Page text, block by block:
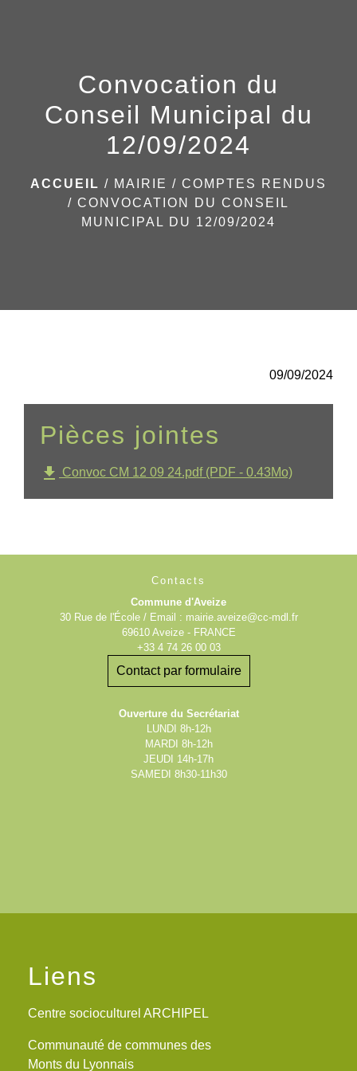
Convocation du
Conseil Municipal du
12/09/2024
ACCUEIL / MAIRIE / COMPTES RENDUS
/ CONVOCATION DU CONSEIL
MUNICIPAL DU 12/09/2024
09/09/2024
Pièces jointes
file_download Convoc CM 12 09 24.pdf (PDF - 0.43Mo)
Contacts
Commune d'Aveize
30 Rue de l'École / Email : mairie.aveize@cc-mdl.fr
69610 Aveize - FRANCE
+33 4 74 26 00 03
Contact par formulaire
Ouverture du Secrétariat
LUNDI 8h-12h
MARDI 8h-12h
JEUDI 14h-17h
SAMEDI 8h30-11h30
Liens
Centre socioculturel ARCHIPEL
Communauté de communes des
Monts du Lyonnais